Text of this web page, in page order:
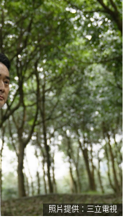
照片提供：三立電視